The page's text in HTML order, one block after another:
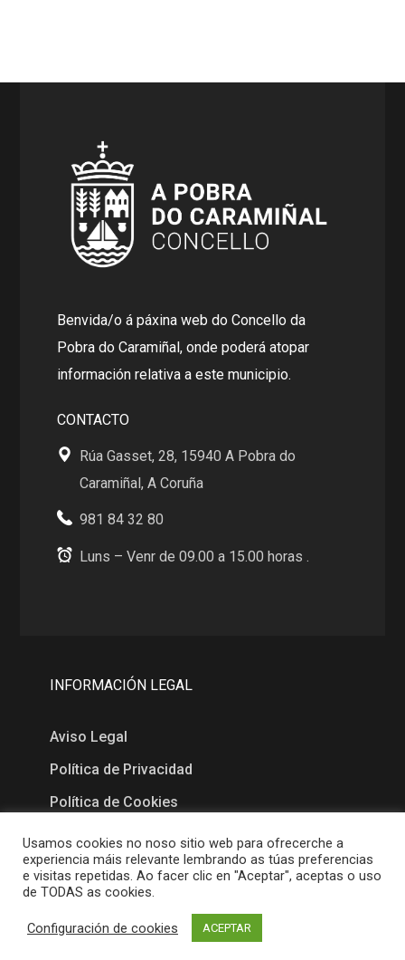
Benvida/o á páxina web do Concello da
Pobra do Caramiñal, onde poderá atopar
información relativa a este municipio.
CONTACTO
Rúa Gasset, 28, 15940 A Pobra do
Caramiñal, A Coruña
981 84 32 80
Luns – Venr de 09.00 a 15.00 horas .
INFORMACIÓN LEGAL
Aviso Legal
Política de Privacidad
Política de Cookies
MAPA
Usamos cookies no noso sitio web para ofrecerche a
experiencia máis relevante lembrando as túas preferencias
e visitas repetidas. Ao facer clic en "Aceptar", aceptas o uso
de TODAS as cookies.
Configuración de cookies ACEPTAR